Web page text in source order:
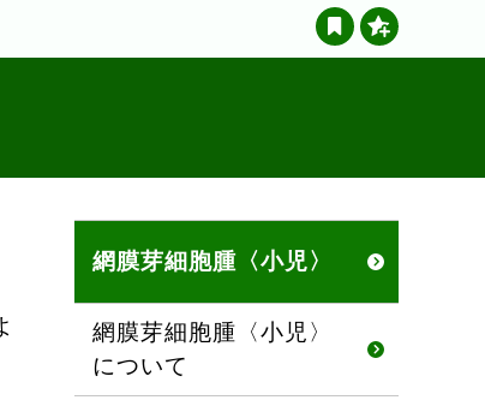
網膜芽細胞腫〈小児〉
網膜芽細胞腫〈小児〉
について